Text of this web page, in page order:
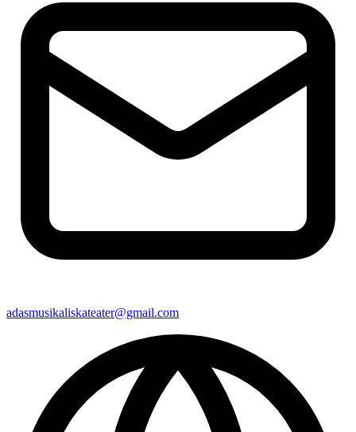
adasmusikaliskateater@gmail.com